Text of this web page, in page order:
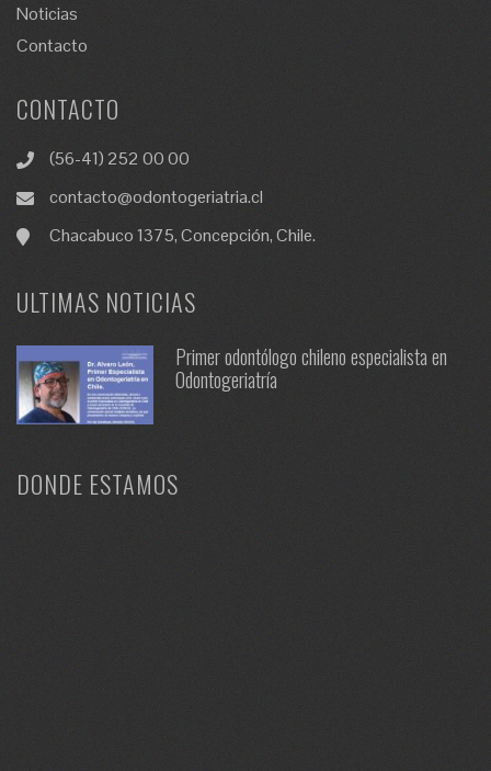
Noticias
Contacto
CONTACTO
(56-41) 252 00 00
contacto@odontogeriatria.cl
Chacabuco 1375, Concepción, Chile.
ULTIMAS NOTICIAS
Primer odontólogo chileno especialista en
Odontogeriatría
DONDE ESTAMOS